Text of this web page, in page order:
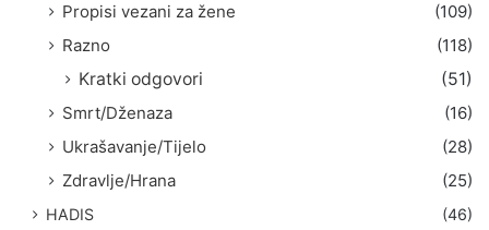
Propisi vezani za žene
(109)
Razno
(118)
Kratki odgovori
(51)
Smrt/Dženaza
(16)
Ukrašavanje/Tijelo
(28)
Zdravlje/Hrana
(25)
HADIS (46)